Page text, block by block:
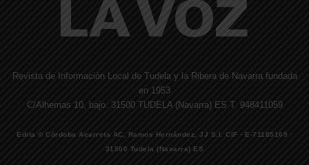
Revista de Información Local de Tudela y la Ribera de Navarra fundada
en 1953
C/Alhemas 10, bajo. 31500 TUDELA (Navarra) ES T. 948411059
Edita © Córdoba Acarreta AC, Ramos Hernández, JJ S.I. CIF · E-71185169 ·
31500 Tudela (Navarra) ES